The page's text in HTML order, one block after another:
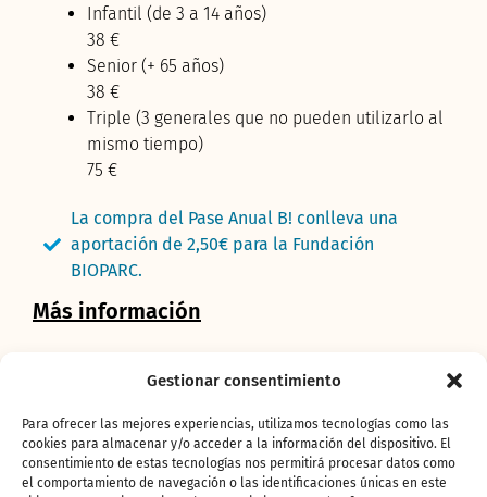
Gestionar consentimiento
Para ofrecer las mejores experiencias, utilizamos tecnologías como las
cookies para almacenar y/o acceder a la información del dispositivo. El
consentimiento de estas tecnologías nos permitirá procesar datos como
el comportamiento de navegación o las identificaciones únicas en este
Infantil (de 3 a 14 años)
38 €
Senior (+ 65 años)
38 €
Triple (3 generales que no pueden utilizarlo al
mismo tiempo)
75 €
La compra del Pase Anual B! conlleva una
aportación de 2,50€ para la Fundación
BIOPARC.
Más información
Si ya eres titular de un PaseB!
CONSÍGUELO AQUÍ